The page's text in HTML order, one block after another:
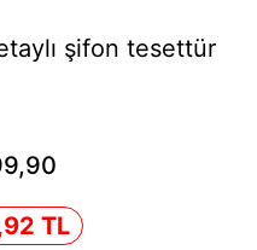
şifon tesettür
TL